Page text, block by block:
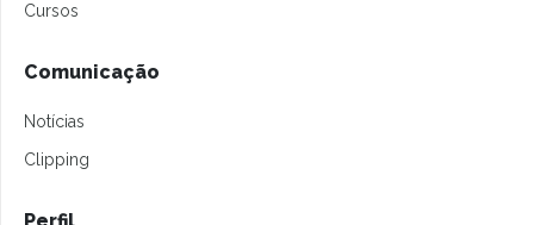
Cursos
Comunicação
Notícias
Clipping